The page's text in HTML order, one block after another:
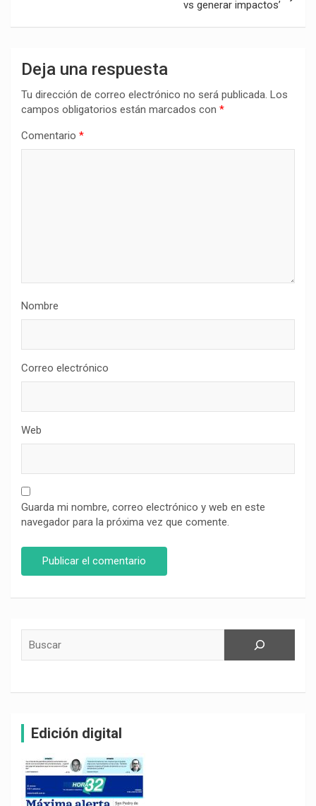
vs generar impactos’
Deja una respuesta
Tu dirección de correo electrónico no será publicada. Los
campos obligatorios están marcados con *
Comentario *
Nombre
Correo electrónico
Web
Guarda mi nombre, correo electrónico y web en este
navegador para la próxima vez que comente.
Edición digital